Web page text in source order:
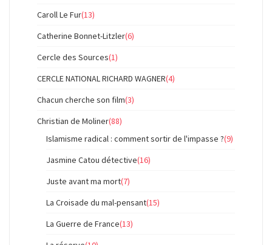
Caroll Le Fur(13)
Catherine Bonnet-Litzler(6)
Cercle des Sources(1)
CERCLE NATIONAL RICHARD WAGNER(4)
Chacun cherche son film(3)
Christian de Moliner(88)
Islamisme radical : comment sortir de l'impasse ?(9)
Jasmine Catou détective(16)
Juste avant ma mort(7)
La Croisade du mal-pensant(15)
La Guerre de France(13)